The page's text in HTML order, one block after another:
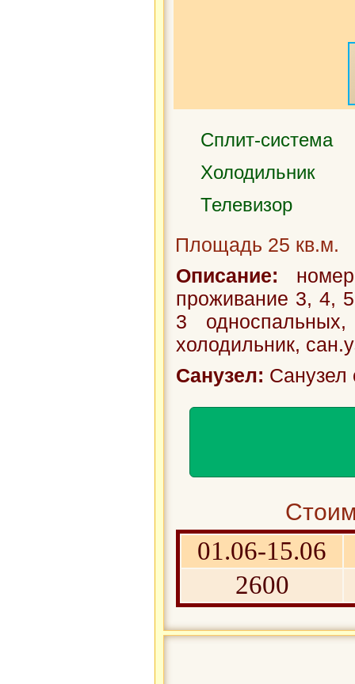
Сплит-система
Холодильник
Телевизор
Площадь 25 кв.м.
Описание:
проживание 3, 4,
3
холодильник,
Санузел:
01.06-15.06
2600